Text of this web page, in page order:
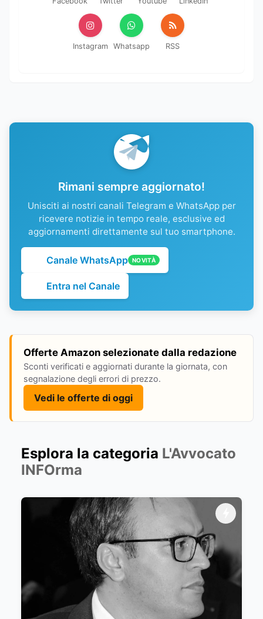
Instagram Whatsapp RSS
Rimani sempre aggiornato!
Unisciti ai nostri canali Telegram e WhatsApp per
ricevere notizie in tempo reale, esclusive ed
aggiornamenti direttamente sul tuo smartphone.
Canale WhatsApp NOVITÀ
Entra nel Canale
Offerte Amazon selezionate dalla redazione
Sconti verificati e aggiornati durante la giornata, con
segnalazione degli errori di prezzo.
Vedi le offerte di oggi
Esplora la categoria L'Avvocato
INFOrma